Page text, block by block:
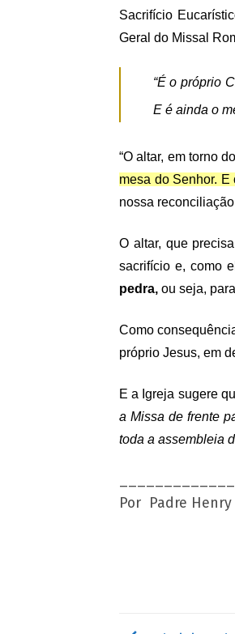
Sacrifício
Geral do Missal
“É o próprio
E é ainda o
“O altar, em torno
mesa do Senhor.
nossa
O altar, que
sacrifício e, como
pedra, ou seja,
Como
próprio Jesus, em
E a Igreja sugere
a Missa de frente
toda a assembleia
Por Padre